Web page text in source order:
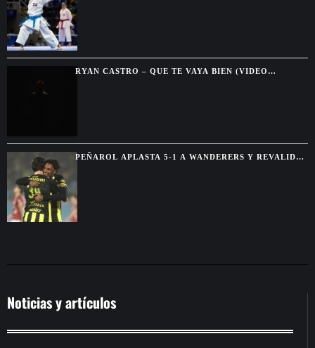
RYAN CASTRO – QUE TE VAYA BIEN (VIDEO
PEÑAROL APLASTA 5-1 A WANDERERS Y REVALIDA
Noticias y artículos